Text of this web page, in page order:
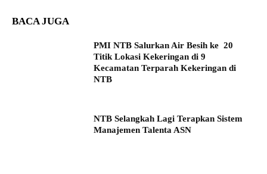
BACA JUGA
PMI NTB Salurkan Air Besih ke 20
Titik Lokasi Kekeringan di 9
Kecamatan Terparah Kekeringan di
NTB
NTB Selangkah Lagi Terapkan Sistem
Manajemen Talenta ASN